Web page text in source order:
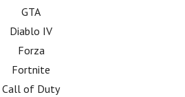
GTA
Diablo IV
Forza
Fortnite
Call of Duty